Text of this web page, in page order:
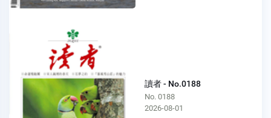
讀者 - No.0188
No. 0188
2026-08-01